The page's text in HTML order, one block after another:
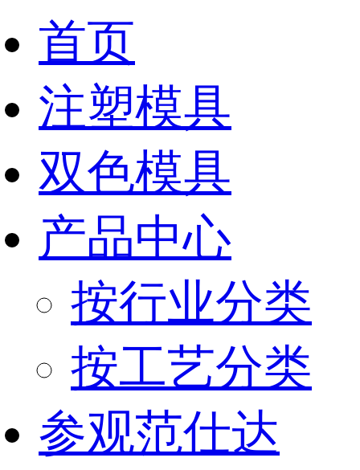
首页
注塑模具
双色模具
产品中心
按行业分类
按工艺分类
参观范仕达